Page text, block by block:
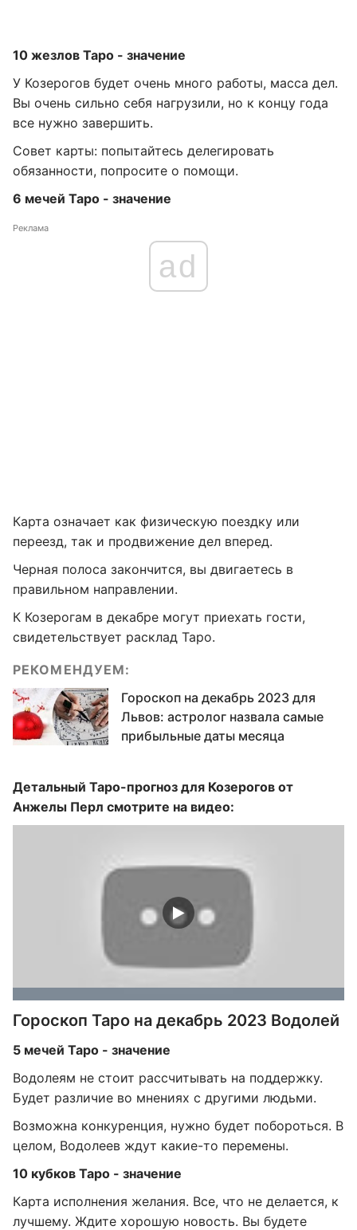
10 жезлов Таро - значение
У Козерогов будет очень много работы, масса дел.
Вы очень сильно себя нагрузили, но к концу года
все нужно завершить.
Совет карты: попытайтесь делегировать
обязанности, попросите о помощи.
6 мечей Таро - значение
Реклама
ad
Карта означает как физическую поездку или
переезд, так и продвижение дел вперед.
Черная полоса закончится, вы двигаетесь в
правильном направлении.
К Козерогам в декабре могут приехать гости,
свидетельствует расклад Таро.
РЕКОМЕНДУЕМ:
Гороскоп на декабрь 2023 для
Львов: астролог назвала самые
прибыльные даты месяца
Детальный Таро-прогноз для Козерогов от
Анжелы Перл смотрите на видео:
Гороскоп Таро на декабрь 2023 Водолей
5 мечей Таро - значение
Водолеям не стоит рассчитывать на поддержку.
Будет различие во мнениях с другими людьми.
Возможна конкуренция, нужно будет побороться. В
целом, Водолеев ждут какие-то перемены.
10 кубков Таро - значение
Карта исполнения желания. Все, что не делается, к
лучшему. Ждите хорошую новость. Вы будете